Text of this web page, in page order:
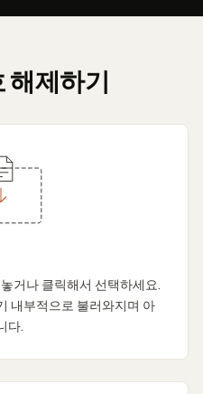
해제하기
거나 클릭해서 선택하세요.
내부적으로 불러와지며 아
다.